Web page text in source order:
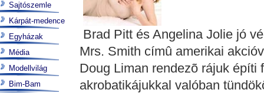
Brad Pitt és Angelina Jolie jó
Mrs. Smith címû amerikai
Doug Liman rendezõ rájuk építi
akrobatikájukkal valóban
Sajtószemle
Kárpát-medence
Egyházak
Média
Modellvilág
Bim-Bam